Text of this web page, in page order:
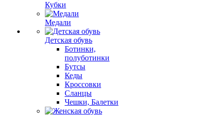
Кубки
Медали
Детская обувь
Ботинки,
полуботинки
Бутсы
Кеды
Кроссовки
Сланцы
Чешки, Балетки